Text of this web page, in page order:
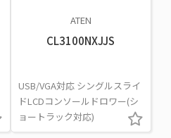
ATEN
CL3100NXJJS
USB/VGA対応 シングルスライ
ドLCDコンソールドロワー(シ
ョートラック対応)